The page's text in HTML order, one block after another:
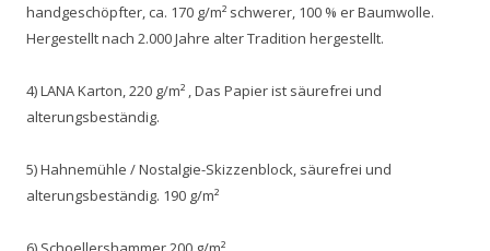
handgeschöpfter, ca. 170 g/m² schwerer, 100 % er Baumwolle.
Hergestellt nach 2.000 Jahre alter Tradition hergestellt.
4) LANA Karton, 220 g/m² , Das Papier ist säurefrei und
alterungsbeständig.
5) Hahnemühle / Nostalgie-Skizzenblock, säurefrei und
alterungsbeständig. 190 g/m²